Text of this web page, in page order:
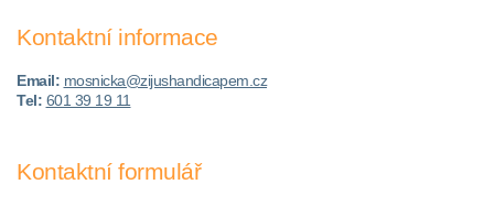
Kontaktní informace
Email: mosnicka@zijushandicapem.cz
Tel: 601 39 19 11
Kontaktní formulář